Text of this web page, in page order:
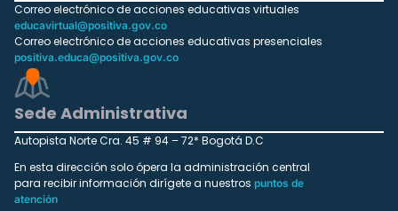
Correo electrónico de acciones educativas virtuales
educavirtual@positiva.gov.co
Correo electrónico de acciones educativas presenciales
positiva.educa@positiva.gov.co
Sede Administrativa
Autopista Norte Cra. 45 # 94 – 72* Bogotá D.C
En esta dirección solo ópera la administración central
para recibir información dirígete a nuestros puntos de
atención